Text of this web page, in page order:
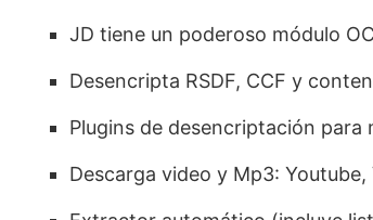
JD tiene un poderoso módulo
Desencripta RSDF, CCF y
Plugins de desencriptación para
Descarga video y Mp3: